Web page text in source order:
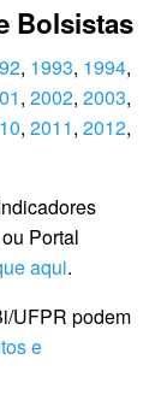
Bolsistas
, 1993, 1994,
, 2002, 2003,
, 2011, 2012,
Portal
aqui.
UFPR podem
e